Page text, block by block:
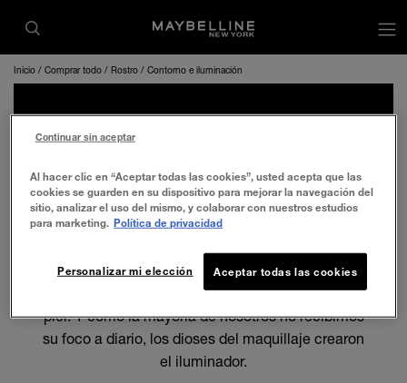
Inicio Comprar todo Rostro Contorno e iluminación
CONTORNO E
o en gel, todo el mundo luce mejor con un toque
de la iluminación de las estrellas de cine sobre la
piel. Y como la mayoría de nosotros no recibimos
su foco a diario, los dioses del maquillaje crearon
el iluminador.
Al hacer clic en “Aceptar todas las cookies”, usted acepta que las
cookies se guarden en su dispositivo para mejorar la navegación del
sitio, analizar el uso del mismo, y colaborar con nuestros estudios
para marketing.
Política de privacidad
Aceptar todas las cookies
Personalizar mi elección
Continuar sin aceptar